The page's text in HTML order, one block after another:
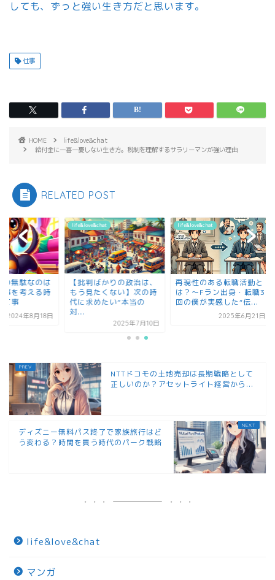
しても、ずっと強い生き方だと思います。
仕事
HOME
life&love&chat
給付金に一喜一憂しない生き方。税制を理解するサラリーマンが強い理由
RELATED POST
判ばかりの政治は、
見たくない】次の時
めたい“本当の
life&love&chat
再現性のある転職活動と
は？〜Fラン出身・転職3
回の僕が実感した“伝...
life&love&chat
本当に時間の無駄な
嫌いな人の事を考え
間が無駄って事
2024年8
NTTドコモの土地売却は長期戦略として
正しいのか？アセットライト経営から...
ディズニー無料パス終了で家族旅行はど
う変わる？時間を買う時代のパーク戦略
life&love&chat
マンガ